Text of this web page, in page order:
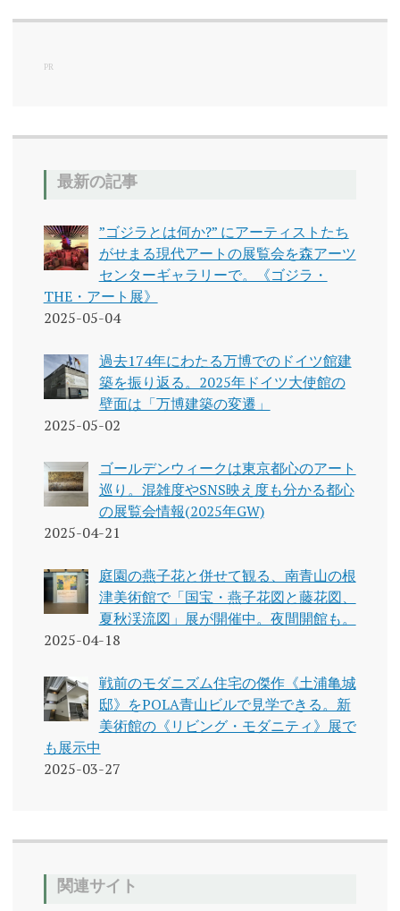
ー
PR
最新の記事
”ゴジラとは何か?” にアーティストたち
がせまる現代アートの展覧会を森アーツ
センターギャラリーで。《ゴジラ・
THE・アート展》
2025-05-04
過去174年にわたる万博でのドイツ館建
築を振り返る。2025年ドイツ大使館の
壁面は「万博建築の変遷」
2025-05-02
ゴールデンウィークは東京都心のアート
巡り。混雑度やSNS映え度も分かる都心
の展覧会情報(2025年GW)
2025-04-21
庭園の燕子花と併せて観る、南青山の根
津美術館で「国宝・燕子花図と藤花図、
夏秋渓流図」展が開催中。夜間開館も。
2025-04-18
戦前のモダニズム住宅の傑作《土浦亀城
邸》をPOLA青山ビルで見学できる。新
美術館の《リビング・モダニティ》展で
も展示中
2025-03-27
関連サイト